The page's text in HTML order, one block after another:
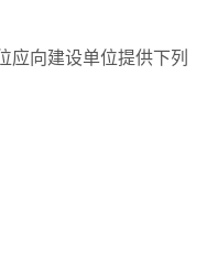
应向建设单位提供下列